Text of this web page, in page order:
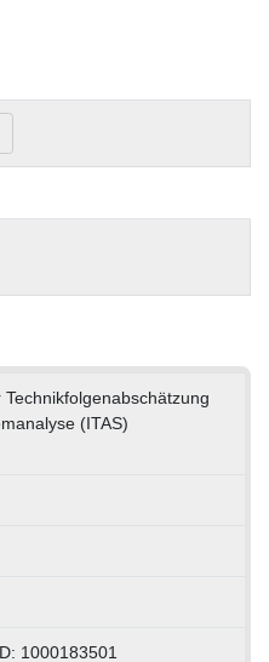
Technikfolgenabschätzung
(ITAS)
1000183501